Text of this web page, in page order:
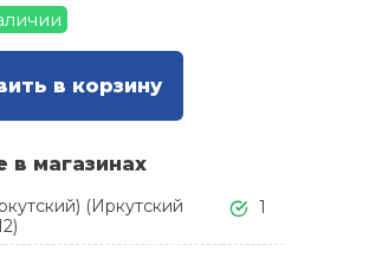
в корзину
в магазинах
(Иркутский
1